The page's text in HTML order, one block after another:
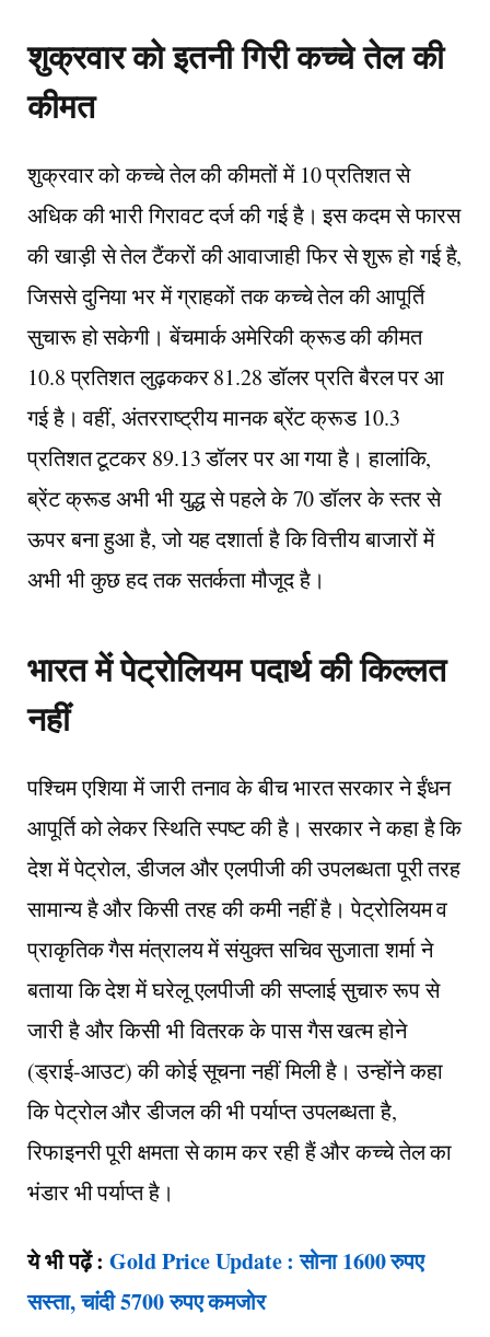
शुक्रवार को इतनी गिरी कच्चे तेल की
कीमत
शुक्रवार को कच्चे तेल की कीमतों में 10 प्रतिशत से
अधिक की भारी गिरावट दर्ज की गई है। इस कदम से फारस
की खाड़ी से तेल टैंकरों की आवाजाही फिर से शुरू हो गई है,
जिससे दुनिया भर में ग्राहकों तक कच्चे तेल की आपूर्ति
सुचारू हो सकेगी। बेंचमार्क अमेरिकी क्रूड की कीमत
10.8 प्रतिशत लुढ़ककर 81.28 डॉलर प्रति बैरल पर आ
गई है। वहीं, अंतरराष्ट्रीय मानक ब्रेंट क्रूड 10.3
प्रतिशत टूटकर 89.13 डॉलर पर आ गया है। हालांकि,
ब्रेंट क्रूड अभी भी युद्ध से पहले के 70 डॉलर के स्तर से
ऊपर बना हुआ है, जो यह दशार्ता है कि वित्तीय बाजारों में
अभी भी कुछ हद तक सतर्कता मौजूद है।
भारत में पेट्रोलियम पदार्थ की किल्लत
नहीं
पश्चिम एशिया में जारी तनाव के बीच भारत सरकार ने ईंधन
आपूर्ति को लेकर स्थिति स्पष्ट की है। सरकार ने कहा है कि
देश में पेट्रोल, डीजल और एलपीजी की उपलब्धता पूरी तरह
सामान्य है और किसी तरह की कमी नहीं है। पेट्रोलियम व
प्राकृतिक गैस मंत्रालय में संयुक्त सचिव सुजाता शर्मा ने
बताया कि देश में घरेलू एलपीजी की सप्लाई सुचारु रूप से
जारी है और किसी भी वितरक के पास गैस खत्म होने
(ड्राई-आउट) की कोई सूचना नहीं मिली है। उन्होंने कहा
कि पेट्रोल और डीजल की भी पर्याप्त उपलब्धता है,
रिफाइनरी पूरी क्षमता से काम कर रही हैं और कच्चे तेल का
भंडार भी पर्याप्त है।
ये भी पढ़ें :Gold Price Update : सोना 1600 रुपए
सस्ता, चांदी 5700 रुपए कमजोर